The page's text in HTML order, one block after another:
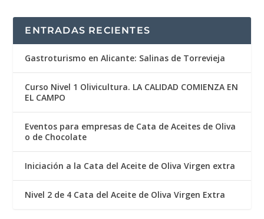
ENTRADAS RECIENTES
Gastroturismo en Alicante: Salinas de Torrevieja
Curso Nivel 1 Olivicultura. LA CALIDAD COMIENZA EN
EL CAMPO
Eventos para empresas de Cata de Aceites de Oliva
o de Chocolate
Iniciación a la Cata del Aceite de Oliva Virgen extra
Nivel 2 de 4 Cata del Aceite de Oliva Virgen Extra